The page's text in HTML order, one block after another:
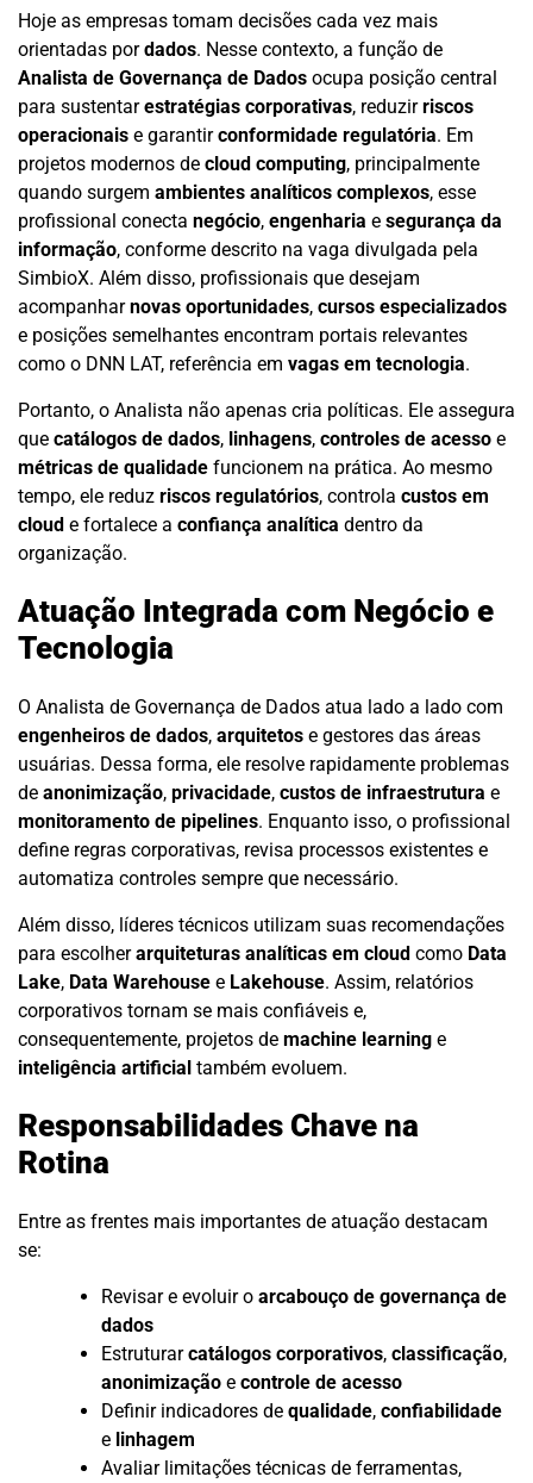
Hoje as empresas tomam decisões cada vez mais
orientadas pordados. Nesse contexto, a função de
Analista de Governança de Dados ocupa posição central
para sustentarestratégias corporativas, reduzirriscos
operacionais e garantirconformidade regulatória. Em
projetos modernos de cloud computing, principalmente
quando surgem ambientes analíticos complexos, esse
profissional conecta negócio, engenharia e segurança da
informação, conforme descrito na vaga divulgada pela
SimbioX. Além disso, profissionais que desejam
acompanharnovas oportunidades, cursos especializados
e posições semelhantes encontram portais relevantes
como o DNN LAT, referência em vagas em tecnologia.
Portanto, o Analista não apenas cria políticas. Ele assegura
que catálogos de dados, linhagens, controles de acesso e
métricas de qualidade funcionem na prática. Ao mesmo
tempo, ele reduz riscos regulatórios, controla custos em
cloud e fortalece a confiança analítica dentro da
organização.
Atuação Integrada com Negócio e
Tecnologia
O Analista de Governança de Dados atua lado a lado com
engenheiros de dados, arquitetos e gestores das áreas
usuárias. Dessa forma, ele resolve rapidamente problemas
de anonimização, privacidade, custos de infraestrutura e
monitoramento de pipelines. Enquanto isso, o profissional
define regras corporativas, revisa processos existentes e
automatiza controles sempre que necessário.
Além disso, líderes técnicos utilizam suas recomendações
para escolherarquiteturas analíticas em cloud como Data
Lake, Data Warehouse e Lakehouse. Assim, relatórios
corporativos tornam se mais confiáveis e,
consequentemente, projetos de machine learning e
inteligência artificial também evoluem.
Responsabilidades Chave na
Rotina
Entre as frentes mais importantes de atuação destacam
se:
Revisar e evoluir o arcabouço de governança de
dados
Estruturarcatálogos corporativos, classificação,
anonimização e controle de acesso
Definir indicadores de qualidade, confiabilidade
e linhagem
Avaliar limitações técnicas de ferramentas,